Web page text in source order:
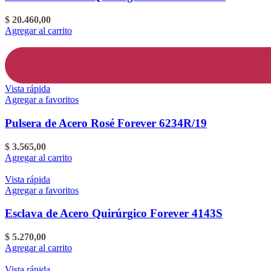
$ 20.460,00
Agregar al carrito
Vista rápida
Agregar a favoritos
Pulsera de Acero Rosé Forever 6234R/19
$ 3.565,00
Agregar al carrito
Vista rápida
Agregar a favoritos
Esclava de Acero Quirúrgico Forever 4143S
$ 5.270,00
Agregar al carrito